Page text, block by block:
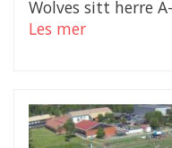
Wolves sitt herre
Les mer